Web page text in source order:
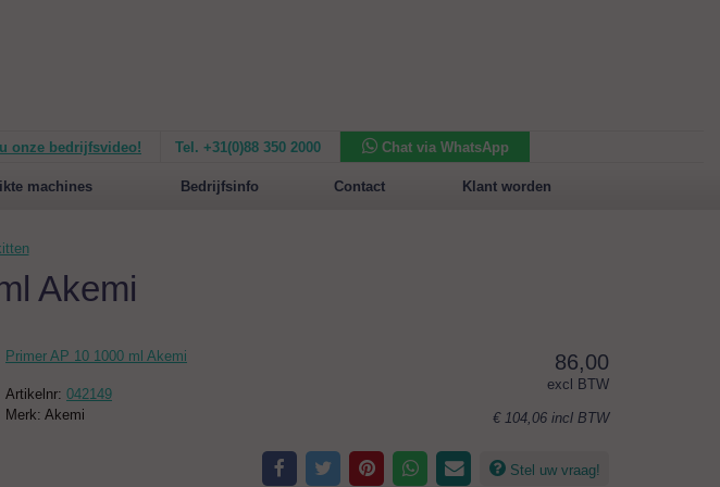
onze bedrijfsvideo! Tel. +31(0)88 350 2000
Chat via WhatsApp
selecteer nu op merken! Nieuw in het assortiment: Sansone Collection
machines Bedrijfsinfo Contact Klant worden
Akemi
Primer AP 10 1000 ml Akemi
Artikelnr: 042149
Merk: Akemi
86,00
excl BTW
€ 104,06 incl BTW
Stel uw vraag!